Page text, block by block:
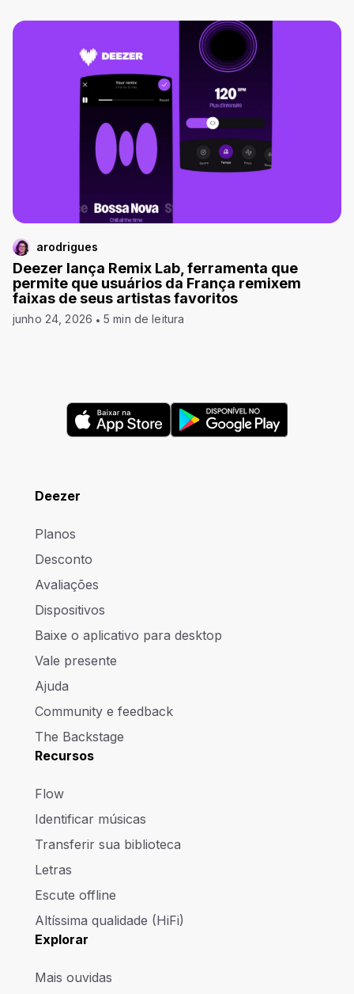
arodrigues
Deezer lança Remix Lab, ferramenta que
permite que usuários da França remixem
faixas de seus artistas favoritos
junho 24, 2026 5 min de leitura
Deezer
Planos
Desconto
Avaliações
Dispositivos
Baixe o aplicativo para desktop
Vale presente
Ajuda
Community e feedback
The Backstage
Recursos
Flow
Identificar músicas
Transferir sua biblioteca
Letras
Escute offline
Altíssima qualidade (HiFi)
Explorar
Mais ouvidas